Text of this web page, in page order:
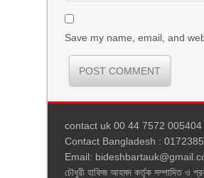
Save my name, email, and
contact uk 00 44 7572 005404
Contact Bangladesh :
Email:
চৌধুরী হাফিজ আহমদ কর্তৃক সম্পাদিত ও